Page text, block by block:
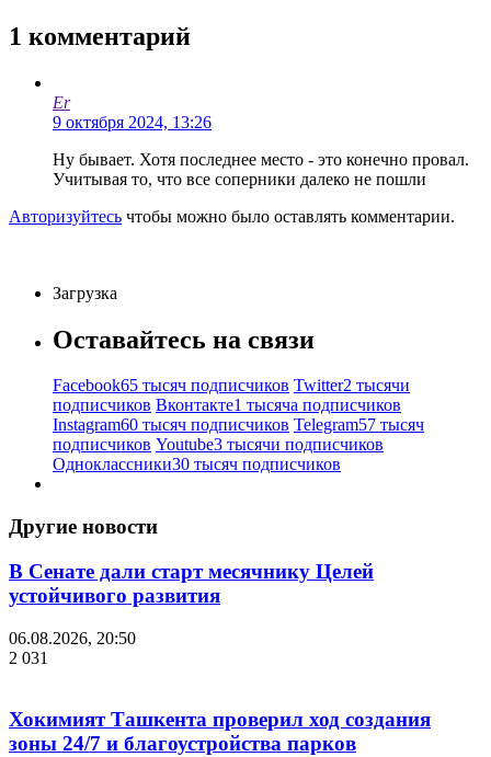
1 комментарий
Er
9 октября 2024, 13:26
Ну бывает. Хотя последнее место - это конечно провал.
Учитывая то, что все соперники далеко не пошли
Авторизуйтесь чтобы можно было оставлять комментарии.
Загрузка
Оставайтесь на связи
Facebook65 тысяч подписчиков Twitter2 тысячи
подписчиков Вконтакте1 тысяча подписчиков
Instagram60 тысяч подписчиков Telegram57 тысяч
подписчиков Youtube3 тысячи подписчиков
Одноклассники30 тысяч подписчиков
Другие новости
В Сенате дали старт месячнику Целей
устойчивого развития
06.08.2026, 20:50
2 031
Хокимият Ташкента проверил ход создания
зоны 24/7 и благоустройства парков